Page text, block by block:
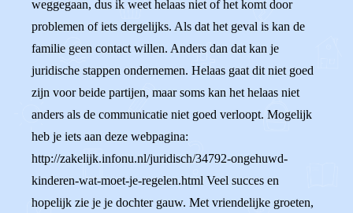
weggegaan, dus ik weet helaas niet of het komt door
problemen of iets dergelijks. Als dat het geval is kan de
familie geen contact willen. Anders dan dat kan je
juridische stappen ondernemen. Helaas gaat dit niet goed
zijn voor beide partijen, maar soms kan het helaas niet
anders als de communicatie niet goed verloopt. Mogelijk
heb je iets aan deze webpagina:
http://zakelijk.infonu.nl/juridisch/34792-ongehuwd-
kinderen-wat-moet-je-regelen.html Veel succes en
hopelijk zie je je dochter gauw. Met vriendelijke groeten,